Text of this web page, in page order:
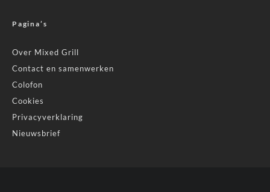
Pagina’s
Over Mixed Grill
Contact en samenwerken
Colofon
Cookies
Privacyverklaring
Nieuwsbrief